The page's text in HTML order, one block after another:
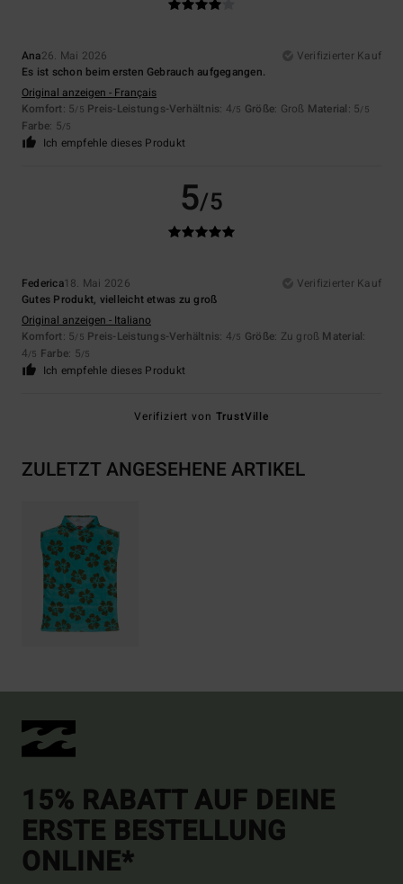
Ana26. Mai 2026
Verifizierter Kauf
Es ist schon beim ersten Gebrauch aufgegangen.
Original anzeigen - Français
Komfort: 5/5 Preis-Leistungs-Verhältnis: 4/5 Größe: Groß Material: 5/5
Farbe: 5/5
Ich empfehle dieses Produkt
5/5
Federica18. Mai 2026
Verifizierter Kauf
Gutes Produkt, vielleicht etwas zu groß
Original anzeigen - Italiano
Komfort: 5/5 Preis-Leistungs-Verhältnis: 4/5 Größe: Zu groß Material:
4/5 Farbe: 5/5
Ich empfehle dieses Produkt
Verifiziert von TrustVille
ZULETZT ANGESEHENE ARTIKEL
15% RABATT AUF DEINE
ERSTE BESTELLUNG
ONLINE*